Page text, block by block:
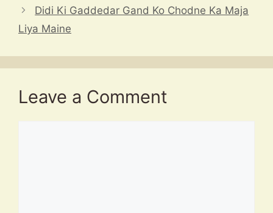
A
p
p
d
s
r
m
o
k
h
t
Didi Ki Gaddedar Gand Ko Chodne Ka Maja
Liya Maine
Leave a Comment